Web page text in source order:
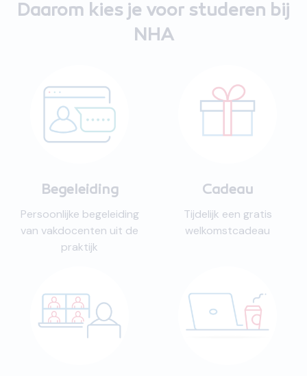
Daarom kies je voor studeren bij
NHA
Begeleiding
Persoonlijke begeleiding
van vakdocenten uit de
praktijk
Cadeau
Tijdelijk een gratis
welkomstcadeau